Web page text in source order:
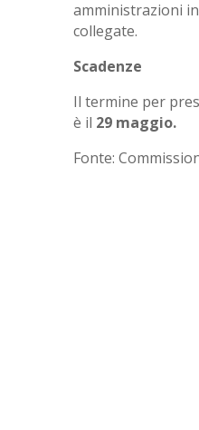
amministrazioni
collegate.
Scadenze
Il termine per
è il 29 maggio.
Fonte: